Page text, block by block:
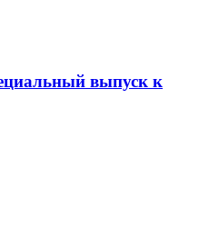
выпуск к